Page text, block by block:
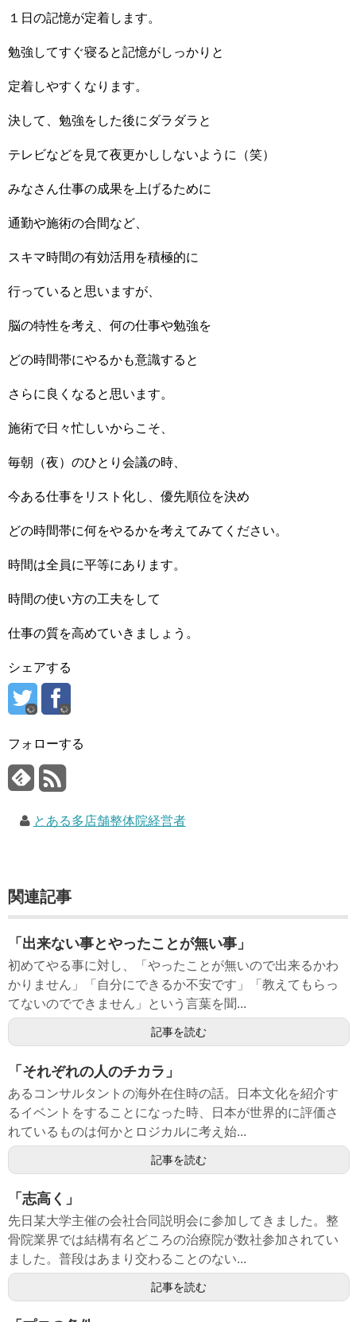
１日の記憶が定着します。
勉強してすぐ寝ると記憶がしっかりと
定着しやすくなります。
決して、勉強をした後にダラダラと
テレビなどを見て夜更かししないように（笑）
みなさん仕事の成果を上げるために
通勤や施術の合間など、
スキマ時間の有効活用を積極的に
行っていると思いますが、
脳の特性を考え、何の仕事や勉強を
どの時間帯にやるかも意識すると
さらに良くなると思います。
施術で日々忙しいからこそ、
毎朝（夜）のひとり会議の時、
今ある仕事をリスト化し、優先順位を決め
どの時間帯に何をやるかを考えてみてください。
時間は全員に平等にあります。
時間の使い方の工夫をして
仕事の質を高めていきましょう。
シェアする
フォローする
とある多店舗整体院経営者
関連記事
「出来ない事とやったことが無い事」
初めてやる事に対し、「やったことが無いので出来るかわ
かりません」「自分にできるか不安です」「教えてもらっ
てないのでできません」という言葉を聞...
記事を読む
「それぞれの人のチカラ」
あるコンサルタントの海外在住時の話。日本文化を紹介す
るイベントをすることになった時、日本が世界的に評価さ
れているものは何かとロジカルに考え始...
記事を読む
「志高く」
先日某大学主催の会社合同説明会に参加してきました。整
骨院業界では結構有名どころの治療院が数社参加されてい
ました。普段はあまり交わることのない...
記事を読む